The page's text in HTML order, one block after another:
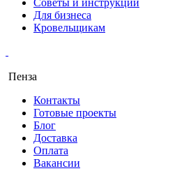
Советы и инструкции
Для бизнеса
Кровельщикам
Пенза
Контакты
Готовые проекты
Блог
Доставка
Оплата
Вакансии